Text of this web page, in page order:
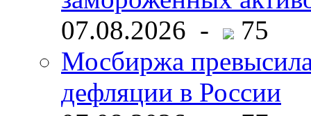
07.08.2026 -
75
Мосбиржа
дефляции в России